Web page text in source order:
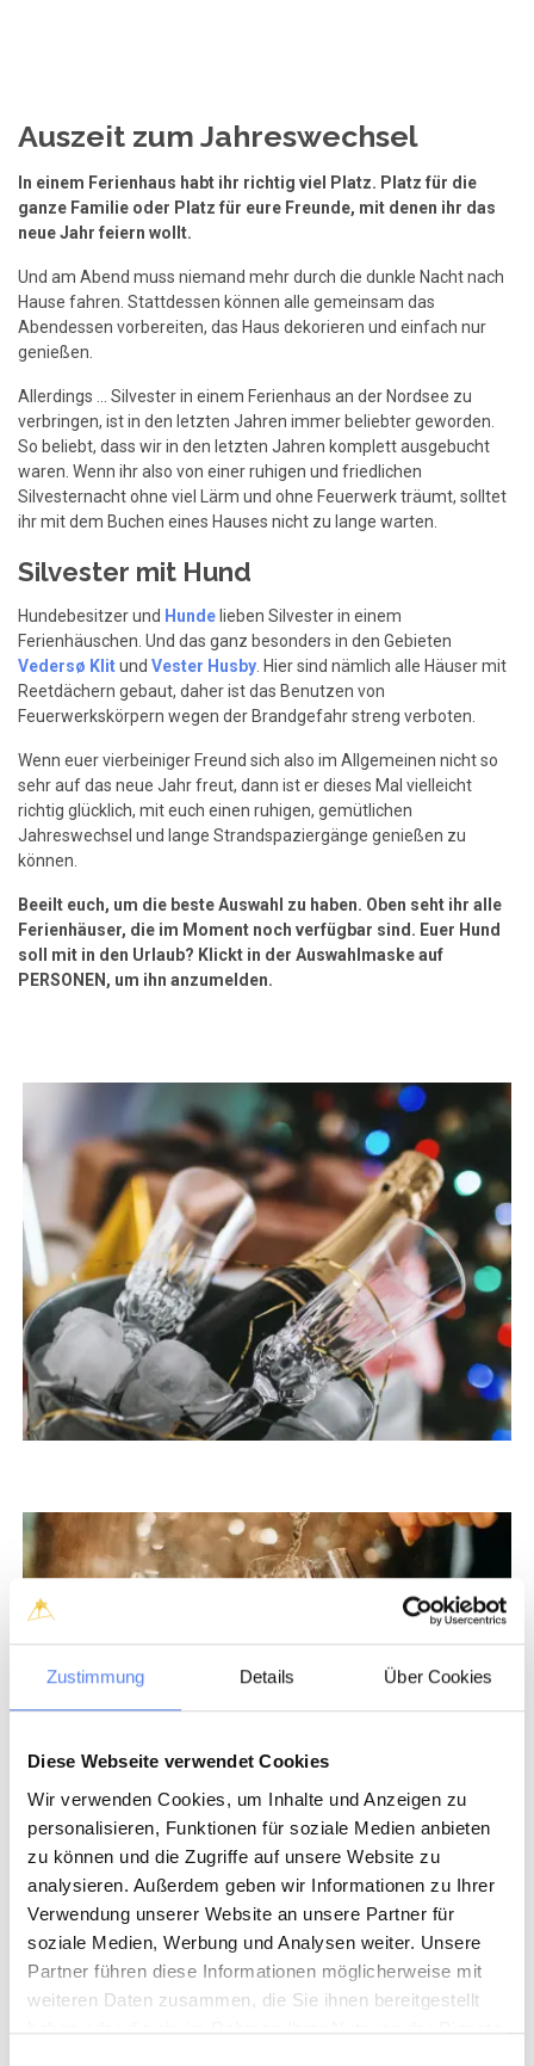
Zustimmung Details Über Cookies
Diese Webseite verwendet Cookies
Wir verwenden Cookies, um Inhalte und Anzeigen zu
personalisieren, Funktionen für soziale Medien anbieten
zu können und die Zugriffe auf unsere Website zu
analysieren. Außerdem geben wir Informationen zu Ihrer
Verwendung unserer Website an unsere Partner für
soziale Medien, Werbung und Analysen weiter. Unsere
Partner führen diese Informationen möglicherweise mit
weiteren Daten zusammen, die Sie ihnen bereitgestellt
haben oder die sie im Rahmen Ihrer Nutzung der Dienste
Auszeit zum Jahreswechsel
In einem Ferienhaus habt ihr richtig viel Platz. Platz für die
ganze Familie oder Platz für eure Freunde, mit denen ihr das
neue Jahr feiern wollt.
Und am Abend muss niemand mehr durch die dunkle Nacht nach
Hause fahren. Stattdessen können alle gemeinsam das
Abendessen vorbereiten, das Haus dekorieren und einfach nur
genießen.
Allerdings ... Silvester in einem Ferienhaus an der Nordsee zu
verbringen, ist in den letzten Jahren immer beliebter geworden.
So beliebt, dass wir in den letzten Jahren komplett ausgebucht
waren. Wenn ihr also von einer ruhigen und friedlichen
Silvesternacht ohne viel Lärm und ohne Feuerwerk träumt, solltet
ihr mit dem Buchen eines Hauses nicht zu lange warten.
Silvester mit Hund
Hundebesitzer und Hunde lieben Silvester in einem
Ferienhäuschen. Und das ganz besonders in den Gebieten
Vedersø Klitund Vester Husby . Hier sind nämlich alle Häuser mit
Reetdächern gebaut, daher ist das Benutzen von
Feuerwerkskörpern wegen der Brandgefahr streng verboten.
Wenn euer vierbeiniger Freund sich also im Allgemeinen nicht so
sehr auf das neue Jahr freut, dann ist er dieses Mal vielleicht
richtig glücklich, mit euch einen ruhigen, gemütlichen
Jahreswechsel und lange Strandspaziergänge genießen zu
können.
Beeilt euch, um die beste Auswahl zu haben. Oben seht ihr alle
Ferienhäuser, die im Moment noch verfügbar sind. Euer Hund
soll mit in den Urlaub? Klickt in der Auswahlmaske auf
PERSONEN, um ihn anzumelden.